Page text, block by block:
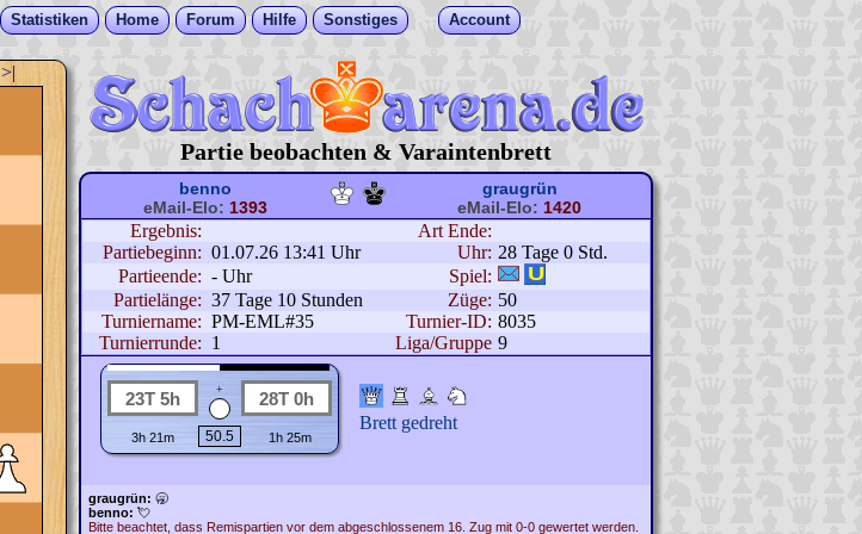
Statistiken Home Forum Hilfe Sonstiges Account
>|
Partie beobachten & Varaintenbrett
benno
eMail-Elo: 1393
graugrün
eMail-Elo: 1420
Ergebnis:
Art Ende:
Partiebeginn: 01.07.26 13:41 Uhr Uhr: 28 Tage 0 Std.
Partieende: - Uhr
Spiel:
Partielänge: 37 Tage 10 Stunden Züge: 50
Turniername: PM-EML#35 Turnier-ID: 8035
Turnierrunde: 1 Liga/Gruppe 9
+
Brett gedreht
graugrün: 🥱
benno: 💘
Bitte beachtet, dass Remispartien vor dem abgeschlossenem 16. Zug mit 0-0 gewertet werden.